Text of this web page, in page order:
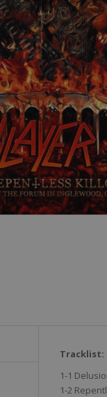
Tracklist:
1-1
1-2